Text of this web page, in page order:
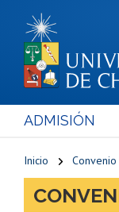
ADMISIÓN
Inicio